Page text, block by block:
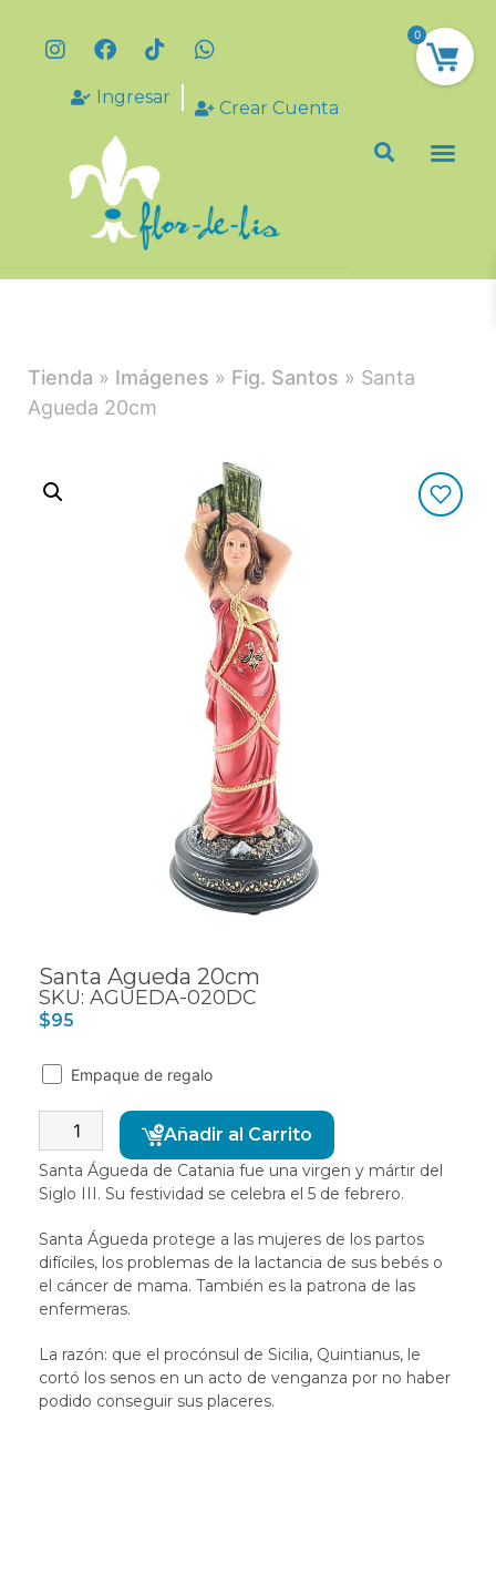
Ingresar
Crear Cuenta
Tienda » Imágenes » Fig. Santos » Santa
Agueda 20cm
Santa Agueda 20cm
SKU: AGUEDA-020DC
$95
Empaque de regalo
Añadir al Carrito
Santa Águeda de Catania fue una virgen y mártir del
Siglo III. Su festividad se celebra el 5 de febrero.
Santa Águeda protege a las mujeres de los partos
difíciles, los problemas de la lactancia de sus bebés o
el cáncer de mama. También es la patrona de las
enfermeras.
La razón: que el procónsul de Sicilia, Quintianus, le
cortó los senos en un acto de venganza por no haber
podido conseguir sus placeres.
0